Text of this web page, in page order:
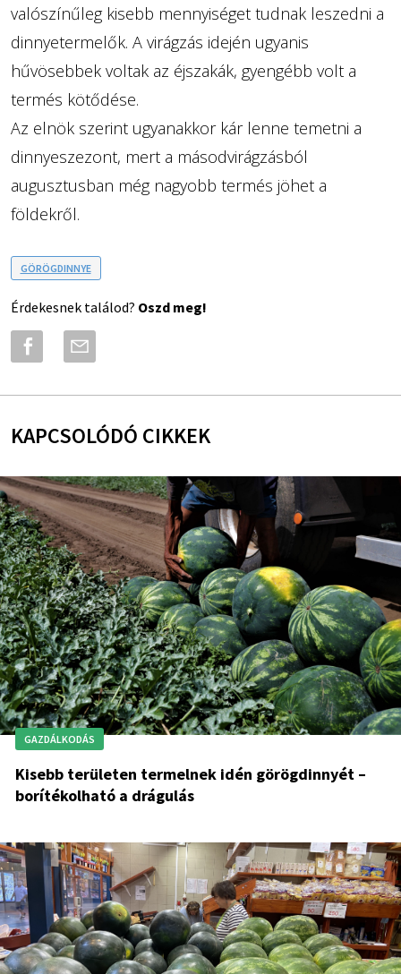
valószínűleg kisebb mennyiséget tudnak leszedni a
dinnyetermelők. A virágzás idején ugyanis
hűvösebbek voltak az éjszakák, gyengébb volt a
termés kötődése.
Az elnök szerint ugyanakkor kár lenne temetni a
dinnyeszezont, mert a másodvirágzásból
augusztusban még nagyobb termés jöhet a
földekről.
GÖRÖGDINNYE
Érdekesnek találod? Oszd meg!
KAPCSOLÓDÓ CIKKEK
GAZDÁLKODÁS
Kisebb területen termelnek idén görögdinnyét –
borítékolható a drágulás